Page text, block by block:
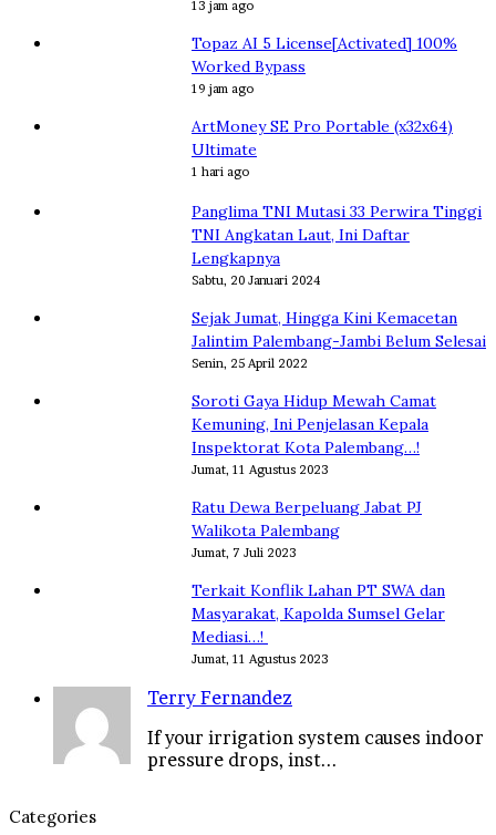
13 jam ago
Topaz AI 5 License[Activated] 100%
Worked Bypass
19 jam ago
ArtMoney SE Pro Portable (x32x64)
Ultimate
1 hari ago
Panglima TNI Mutasi 33 Perwira Tinggi
TNI Angkatan Laut, Ini Daftar
Lengkapnya
Sabtu, 20 Januari 2024
Sejak Jumat, Hingga Kini Kemacetan
Jalintim Palembang-Jambi Belum Selesai
Senin, 25 April 2022
Soroti Gaya Hidup Mewah Camat
Kemuning, Ini Penjelasan Kepala
Inspektorat Kota Palembang…!
Jumat, 11 Agustus 2023
Ratu Dewa Berpeluang Jabat PJ
Walikota Palembang
Jumat, 7 Juli 2023
Terkait Konflik Lahan PT SWA dan
Masyarakat, Kapolda Sumsel Gelar
Mediasi…!
Jumat, 11 Agustus 2023
Terry Fernandez
If your irrigation system causes indoor
pressure drops, inst...
Categories